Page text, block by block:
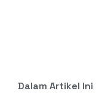
Dalam Artikel Ini